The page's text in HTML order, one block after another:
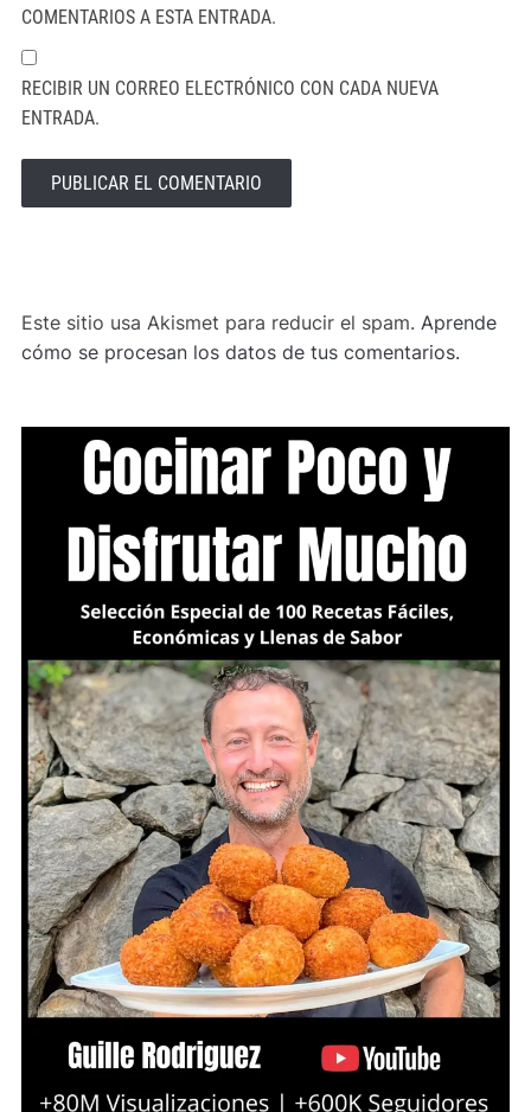
COMENTARIOS A ESTA ENTRADA.
RECIBIR UN CORREO ELECTRÓNICO CON CADA NUEVA
ENTRADA.
Este sitio usa Akismet para reducir el spam. Aprende
cómo se procesan los datos de tus comentarios.